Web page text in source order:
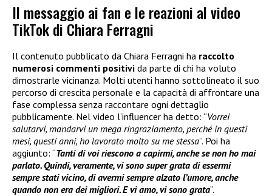
Il messaggio ai fan e le reazioni al video
TikTok di Chiara Ferragni
Il contenuto pubblicato da Chiara Ferragni ha raccolto
numerosi commenti positivi da parte di chi ha voluto
dimostrarle vicinanza. Molti utenti hanno sottolineato il suo
percorso di crescita personale e la capacità di affrontare una
fase complessa senza raccontare ogni dettaglio
pubblicamente. Nel video l’influencer ha detto: “Vorrei
salutarvi, mandarvi un mega ringraziamento, perché in questi
mesi, questi anni, ho lavorato molto su me stessa”. Poi ha
aggiunto: “Tanti di voi riescono a capirmi, anche se non ho mai
parlato. Quindi, veramente, vi sono super grata di essermi
sempre stati vicino, di avermi sempre alzato l’umore, anche
quando non era dei migliori. E vi amo, vi sono grata”.